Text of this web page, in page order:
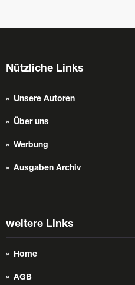
Nützliche Links
Unsere Autoren
Über uns
Werbung
Ausgaben Archiv
weitere Links
Home
AGB